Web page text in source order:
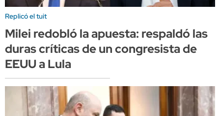
Replicó el tuit
Milei redobló la apuesta: respaldó las
duras críticas de un congresista de
EEUU a Lula